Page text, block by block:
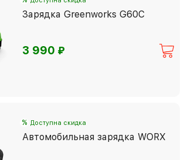
Зарядка Greenworks G60C
3 990⃏
% Доступна скидка
Автомобильная зарядка WORX